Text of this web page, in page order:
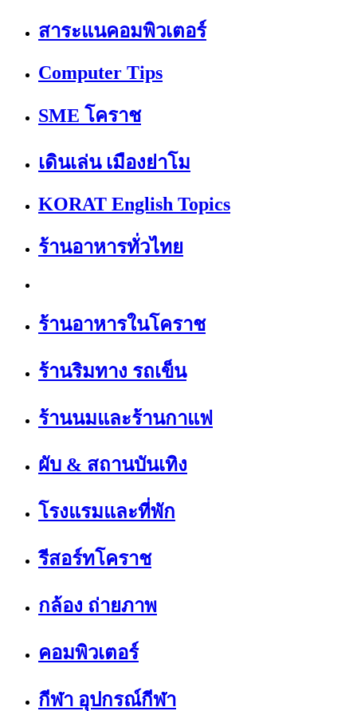
สาระแนคอมพิวเตอร์
Computer Tips
SME โคราช
เดินเล่น เมืองย่าโม
KORAT English Topics
ร้านอาหารทั่วไทย
ร้านอาหารในโคราช
ร้านริมทาง รถเข็น
ร้านนมและร้านกาแฟ
ผับ & สถานบันเทิง
โรงแรมและที่พัก
รีสอร์ทโคราช
กล้อง ถ่ายภาพ
คอมพิวเตอร์
กีฬา อุปกรณ์กีฬา